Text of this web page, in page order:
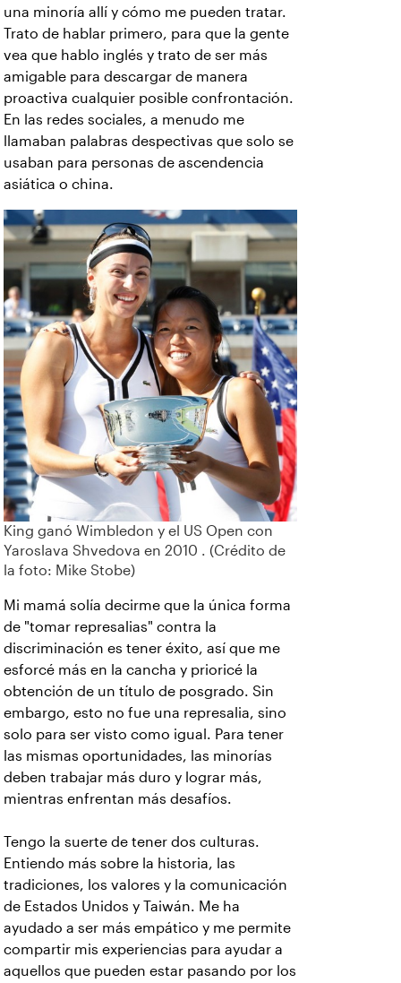
una minoría allí y cómo me pueden tratar.
Trato de hablar primero, para que la gente
vea que hablo inglés y trato de ser más
amigable para descargar de manera
proactiva cualquier posible confrontación.
En las redes sociales, a menudo me
llamaban palabras despectivas que solo se
usaban para personas de ascendencia
asiática o china.
King ganó Wimbledon y el US Open con
Yaroslava Shvedova en 2010 . (Crédito de
la foto: Mike Stobe)
Mi mamá solía decirme que la única forma
de "tomar represalias" contra la
discriminación es tener éxito, así que me
esforcé más en la cancha y prioricé la
obtención de un título de posgrado. Sin
embargo, esto no fue una represalia, sino
solo para ser visto como igual. Para tener
las mismas oportunidades, las minorías
deben trabajar más duro y lograr más,
mientras enfrentan más desafíos.
Tengo la suerte de tener dos culturas.
Entiendo más sobre la historia, las
tradiciones, los valores y la comunicación
de Estados Unidos y Taiwán. Me ha
ayudado a ser más empático y me permite
compartir mis experiencias para ayudar a
aquellos que pueden estar pasando por los